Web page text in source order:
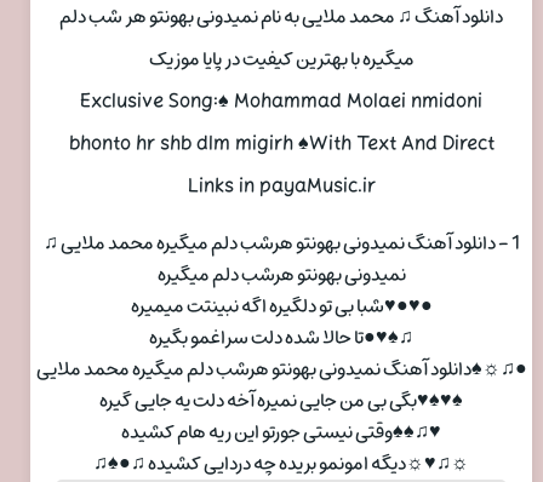
دانلود آهنگ ♫ محمد ملایی به نام نمیدونی بهونتو هر شب دلم
میگیره با بهترین کیفیت در پایا موزیک
Exclusive Song:♠ Mohammad Molaei nmidoni
bhonto hr shb dlm migirh ♠With Text And Direct
Links in payaMusic.ir
1 - دانلود آهنگ نمیدونی بهونتو هرشب دلم میگیره محمد ملایی ♫
ﻧﻤﻴﺪوﻧﻰ ﺑﻬﻮﻧﺘﻮ ﻫﺮﺷﺐ دﻟﻢ ﻣﻴﮕﻴﺮه
●♥●♥ﺷﺒﺎ ﺑﻰ ﺗﻮ دﻟﮕﻴﺮه اﮔﻪ ﻧﺒﻴﻨﺘﺖ ﻣﻴﻤﻴﺮه
♫♠♥●ﺗﺎ ﺣﺎﻟﺎ ﺷﺪه دﻟﺖ ﺳﺮاﻏﻤﻮ ﺑﮕﻴﺮه
●♫☼♠دانلود آهنگ نمیدونی بهونتو هرشب دلم میگیره محمد ملایی
♠♥♠♥ﺑﮕﻰ ﺑﻰ ﻣﻦ ﺟﺎﻳﻰ ﻧﻤﻴﺮه آﺧﻪ دﻟﺖ ﻳﻪ ﺟﺎﻳﻰ ﮔﻴﺮه
♥♫♠♠وﻗﺘﻰ ﻧﻴﺴﺘﻰ ﺟﻮرﺗﻮ اﻳﻦ رﻳﻪ ﻫﺎم ﻛﺸﻴﺪه
☼♫♥☼دﻳﮕﻪ اﻣﻮﻧﻤﻮ ﺑﺮﻳﺪه ﭼﻪ درداﻳﻰ ﻛﺸﻴﺪه ♫●♠♫